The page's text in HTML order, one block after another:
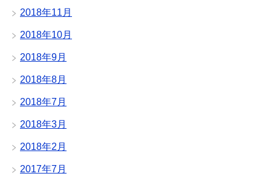
2018年11月
2018年10月
2018年9月
2018年8月
2018年7月
2018年3月
2018年2月
2017年7月